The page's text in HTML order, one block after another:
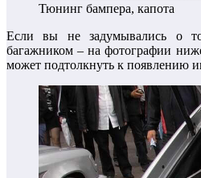
Тюнинг бампера, капота
Если вы не задумывались о
багажником – на фотографии
может подтолкнуть к появлению